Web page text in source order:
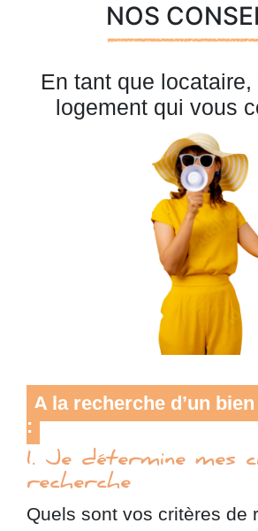
NOS
En tant que
logement qui vous
A la recherche d’un
:
1. Je détermine mes
recherche
Quels sont vos critères de